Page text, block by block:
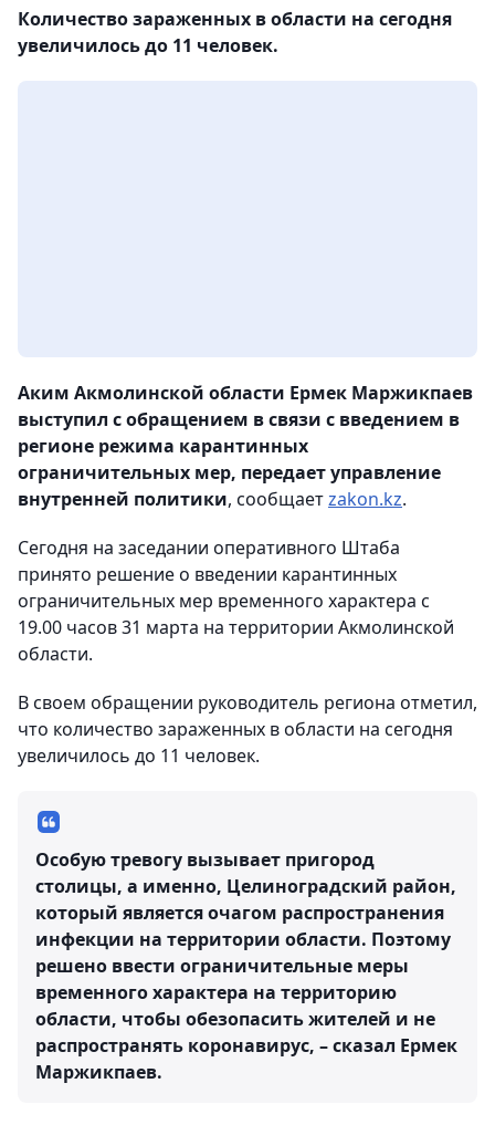
Количество зараженных в области на сегодня
увеличилось до 11 человек.
Аким Акмолинской области Ермек Маржикпаев
выступил с обращением в связи с введением в
регионе режима карантинных
ограничительных мер, передает управление
внутренней политики, сообщаетzakon.kz.
Сегодня на заседании оперативного Штаба
принято решение о введении карантинных
ограничительных мер временного характера с
19.00 часов 31 марта на территории Акмолинской
области.
В своем обращении руководитель региона отметил,
что количество зараженных в области на сегодня
увеличилось до 11 человек.
Особую тревогу вызывает пригород
столицы, а именно, Целиноградский район,
который является очагом распространения
инфекции на территории области. Поэтому
решено ввести ограничительные меры
временного характера на территорию
области, чтобы обезопасить жителей и не
распространять коронавирус, – сказал Ермек
Маржикпаев.